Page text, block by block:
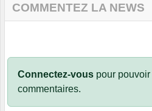
COMMENTEZ LA NEWS
Connectez-vous pour
commentaires.